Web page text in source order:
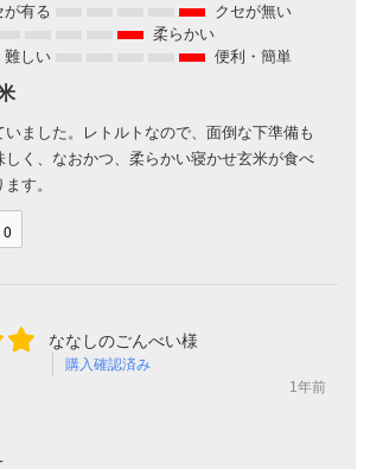
が有る
クセが無い
柔らかい
難しい 便利・簡単
ました。レトルトなので、面倒な下準備も
しく、なおかつ、柔らかい寝かせ玄米が食べ
す。
0
ななしのごんべい様
購入確認済み
1年前